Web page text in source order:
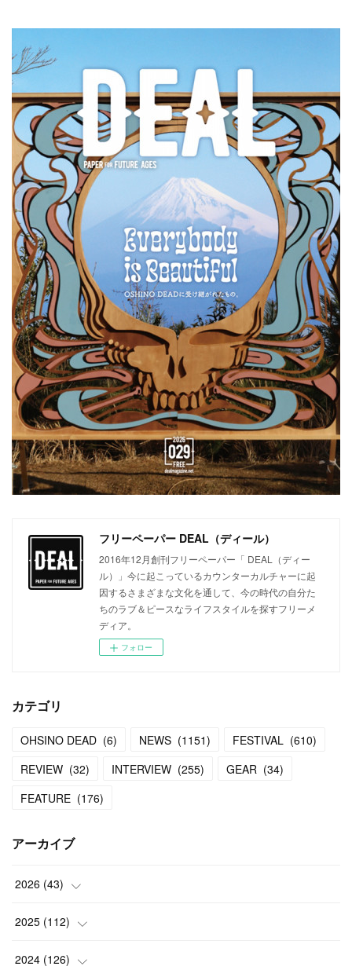
フリーペーパー DEAL（ディール）
2016年12月創刊フリーペーパー「 DEAL（ディー
ル）」今に起こっているカウンターカルチャーに起
因するさまざまな文化を通して、今の時代の自分た
ちのラブ＆ピースなライフスタイルを探すフリーメ
ディア。
フォロー
カテゴリ
OHSINO DEAD (6) NEWS (1151) FESTIVAL (610)
REVIEW (32) INTERVIEW (255) GEAR (34)
FEATURE (176)
アーカイブ
2026 (43)
( 2)
(3)
2025 (112)
(7)
2024 (126)